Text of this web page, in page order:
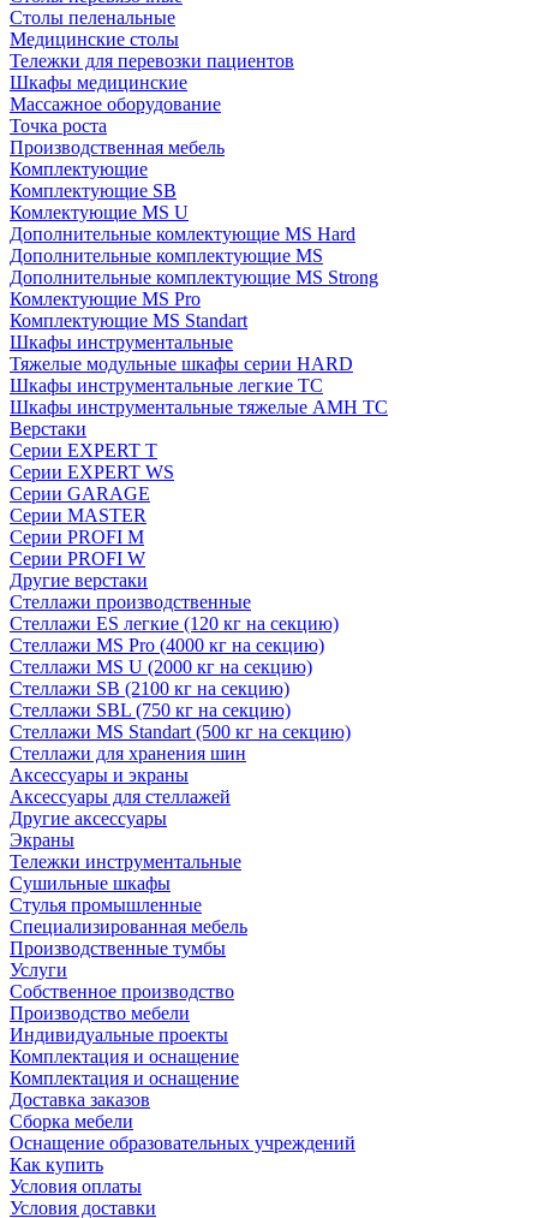
Столы пеленальные
Медицинские столы
Тележки для перевозки пациентов
Шкафы медицинские
Массажное оборудование
Точка роста
Производственная мебель
Комплектующие
Комплектующие SB
Комлектующие MS U
Дополнительные комлектующие MS Hard
Дополнительные комплектующие MS
Дополнительные комплектующие MS Strong
Комлектующие MS Pro
Комплектующие MS Standart
Шкафы инструментальные
Тяжелые модульные шкафы серии HARD
Шкафы инструментальные легкие ТС
Шкафы инструментальные тяжелые AMH TC
Верстаки
Серии EXPERT T
Серии EXPERT WS
Серии GARAGE
Серии MASTER
Серии PROFI M
Серии PROFI W
Другие верстаки
Стеллажи производственные
Стеллажи ES легкие (120 кг на секцию)
Стеллажи MS Pro (4000 кг на секцию)
Стеллажи MS U (2000 кг на секцию)
Стеллажи SB (2100 кг на секцию)
Стеллажи SBL (750 кг на секцию)
Стеллажи MS Standart (500 кг на секцию)
Стеллажи для хранения шин
Аксессуары и экраны
Аксессуары для стеллажей
Другие аксессуары
Экраны
Тележки инструментальные
Сушильные шкафы
Стулья промышленные
Специализированная мебель
Производственные тумбы
Услуги
Собственное производство
Производство мебели
Индивидуальные проекты
Комплектация и оснащение
Комплектация и оснащение
Доставка заказов
Сборка мебели
Оснащение образовательных учреждений
Как купить
Условия оплаты
Условия доставки